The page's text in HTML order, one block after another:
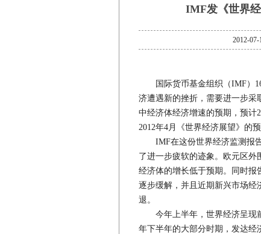
IMF发《世界
2012-
国际货币基金组织（IMF）16
济遭遇新的挫折，需要进一步采
中经济体经济增速的预期，预计
2012年4月《世界经济展望》的
IMF在这份世界经济监测报告
了进一步疲软的迹象。欧元区
经济体的增长低于预期。同时报
逐步缓解，并且近期新兴市场经
退。
今年上半年，世界经济呈现前
年下半年的大部分时期，发达经